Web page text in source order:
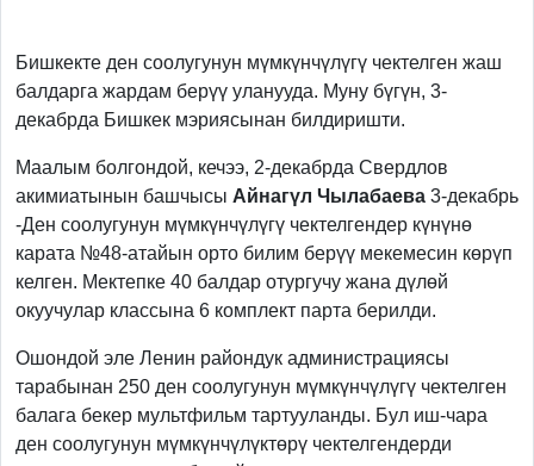
Бишкекте ден соолугунун мүмкүнчүлүгү чектелген жаш
балдарга жардам берүү уланууда. Муну бүгүн, 3-
декабрда Бишкек мэриясынан билдиришти.
Маалым болгондой, кечээ, 2-декабрда Свердлов
акимиатынын башчысы Айнагүл Чылабаева 3-декабрь
-Ден соолугунун мүмкүнчүлүгү чектелгендер күнүнө
карата №48-атайын орто билим берүү мекемесин көрүп
келген. Мектепке 40 балдар отургучу жана дүлөй
окуучулар классына 6 комплект парта берилди.
Ошондой эле Ленин райондук администрациясы
тарабынан 250 ден соолугунун мүмкүнчүлүгү чектелген
балага бекер мультфильм тартууланды. Бул иш-чара
ден соолугунун мүмкүнчүлүктөрү чектелгендерди